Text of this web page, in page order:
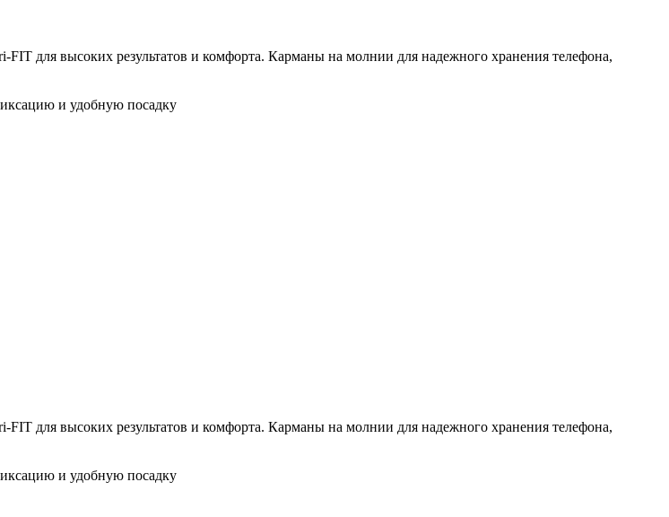
для высоких результатов и комфорта. Карманы на молнии для надежного хранения телефона,
и удобную посадку
для высоких результатов и комфорта. Карманы на молнии для надежного хранения телефона,
и удобную посадку